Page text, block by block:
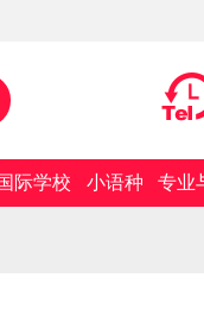
际学校 小语种 专业